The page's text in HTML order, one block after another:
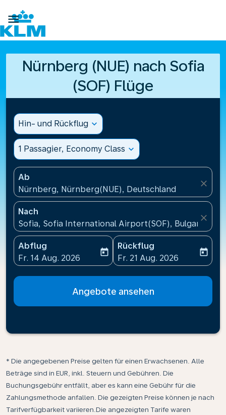

Nürnberg (NUE) nach Sofia
(SOF) Flüge
Hin- und Rückflug expand_more
1 Passagier, Economy Class expand_more
Ab
Nürnberg, Nürnberg(NUE), Deutschland
close
Nach
Sofia, Sofia International Airport(SOF), Bulgarien
close
Abflug
fc-booking-departure-date-aria-label
Fr. 14 Aug. 2026
today
Rückflug
fc-booking-return-date-
Fr. 21 Aug. 2026
today
Angebote ansehen
* Die angegebenen Preise gelten für einen Erwachsenen. Alle
Beträge sind in EUR, inkl. Steuern und Gebühren. Die
Buchungsgebühr entfällt, aber es kann eine Gebühr für die
Zahlungsmethode anfallen. Die gezeigten Preise können je nach
Tarifverfügbarkeit variieren.Die angezeigten Tarife waren